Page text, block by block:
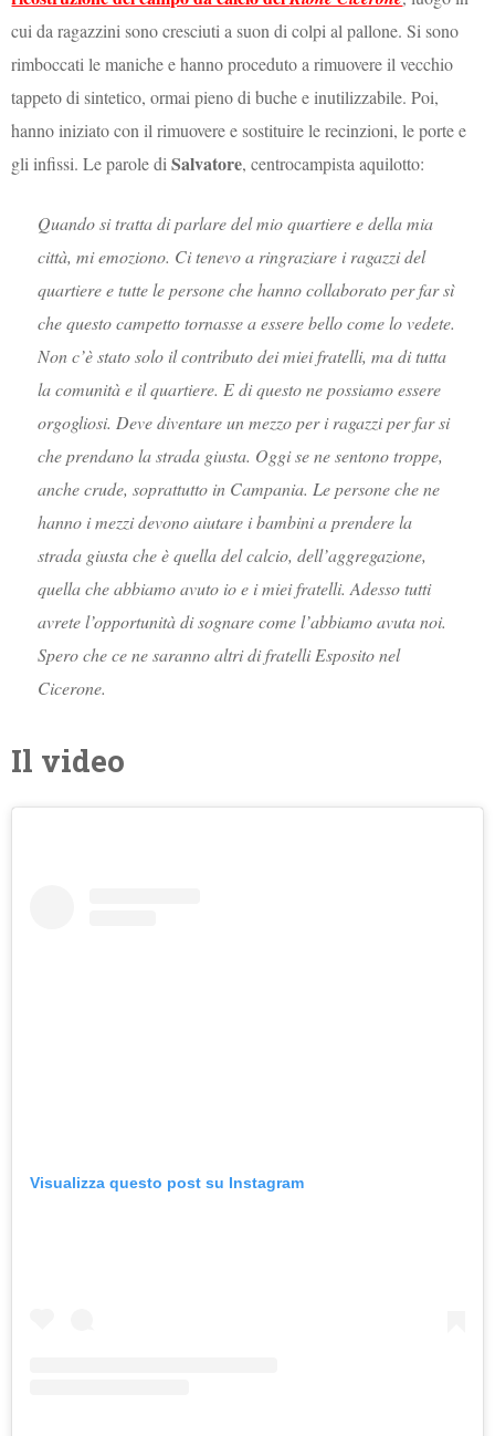
cui da ragazzini sono cresciuti a suon di colpi al pallone. Si sono
rimboccati le maniche e hanno proceduto a rimuovere il vecchio
tappeto di sintetico, ormai pieno di buche e inutilizzabile. Poi,
hanno iniziato con il rimuovere e sostituire le recinzioni, le porte e
gli infissi. Le parole diSalvatore, centrocampista aquilotto:
Quando si tratta di parlare del mio quartiere e della mia
città, mi emoziono. Ci tenevo a ringraziare i ragazzi del
quartiere e tutte le persone che hanno collaborato per far sì
che questo campetto tornasse a essere bello come lo vedete.
Non c’è stato solo il contributo dei miei fratelli, ma di tutta
la comunità e il quartiere. E di questo ne possiamo essere
orgogliosi. Deve diventare un mezzo per i ragazzi per far si
che prendano la strada giusta. Oggi se ne sentono troppe,
anche crude, soprattutto in Campania. Le persone che ne
hanno i mezzi devono aiutare i bambini a prendere la
strada giusta che è quella del calcio, dell’aggregazione,
quella che abbiamo avuto io e i miei fratelli. Adesso tutti
avrete l’opportunità di sognare come l’abbiamo avuta noi.
Spero che ce ne saranno altri di fratelli Esposito nel
Cicerone.
Il video
Visualizza questo post su Instagram